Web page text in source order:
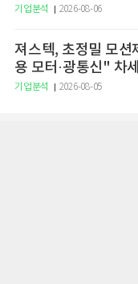
기업분석 2026-08-06
져스텍, 초정밀 모션
용 모터·광통신" 차
기업분석 2026-08-05